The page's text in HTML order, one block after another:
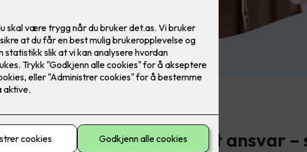
Frostsikring er et ansvar